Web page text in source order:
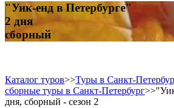
"Уик-енд в Петербурге"
2 дня
сборный
Каталог туров>>Туры в Санкт-
сборные туры в Санкт-Петербург>>
дня, сборный - сезон 2